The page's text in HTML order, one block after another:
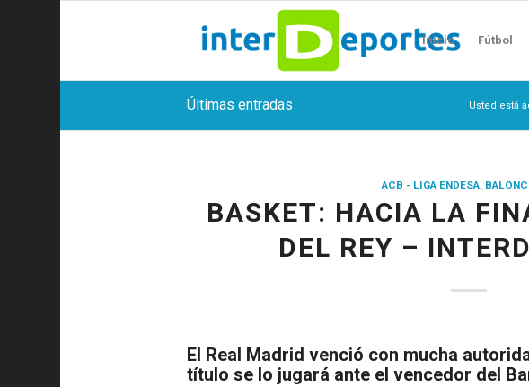
Inicio Fútbol
Últimas entradas Usted está
ACB - LIGA ENDESA,
BASKET: HACIA LA
DEL REY –
El Real Madrid venció con mucha
título se lo jugará ante el vencedor del